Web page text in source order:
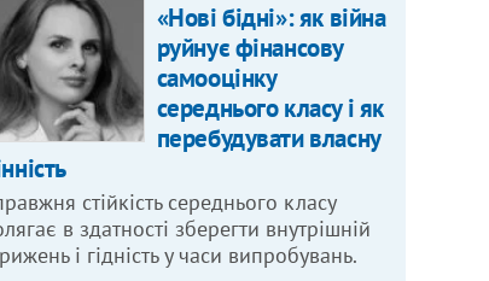
«Нові бідні»: як війна
руйнує фінансову
самооцінку
середнього класу і як
перебудувати власну
стійкість середнього класу
в здатності зберегти внутрішній
і гідність у часи випробувань.